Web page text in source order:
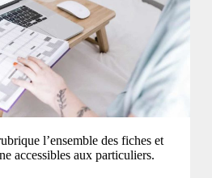
l’ensemble des fiches et
accessibles aux particuliers.